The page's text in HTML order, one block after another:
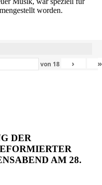
worden.
von 18 › »
DER
AM 28.